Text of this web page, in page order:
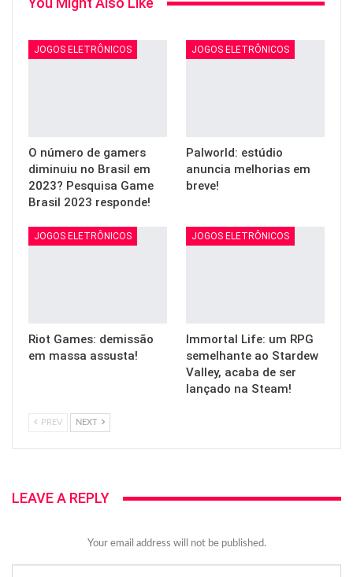
JOGOS ELETRÔNICOS
O número de gamers
diminuiu no Brasil em
2023? Pesquisa Game
Brasil 2023 responde!
JOGOS ELETRÔNICOS
Palworld: estúdio
anuncia melhorias em
breve!
JOGOS ELETRÔNICOS
Riot Games: demissão
em massa assusta!
JOGOS ELETRÔNICOS
Immortal Life: um RPG
semelhante ao Stardew
Valley, acaba de ser
lançado na Steam!
PREV NEXT
LEAVE A REPLY
Your email address will not be published.